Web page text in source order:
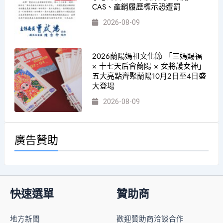
CAS、產銷履歷標示恐遭罰
2026-08-09
2026蘭陽媽祖文化節 「三媽賜福
× 十七天后會蘭陽 × 女將護女神」
五大亮點齊聚蘭陽10月2日至4日盛
大登場
2026-08-09
廣告贊助
快速選單
地方新聞
贊助商
歡迎贊助商洽談合作